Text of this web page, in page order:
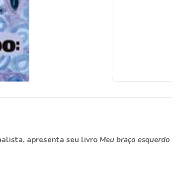
apresenta seu livro Meu braço esquerdo